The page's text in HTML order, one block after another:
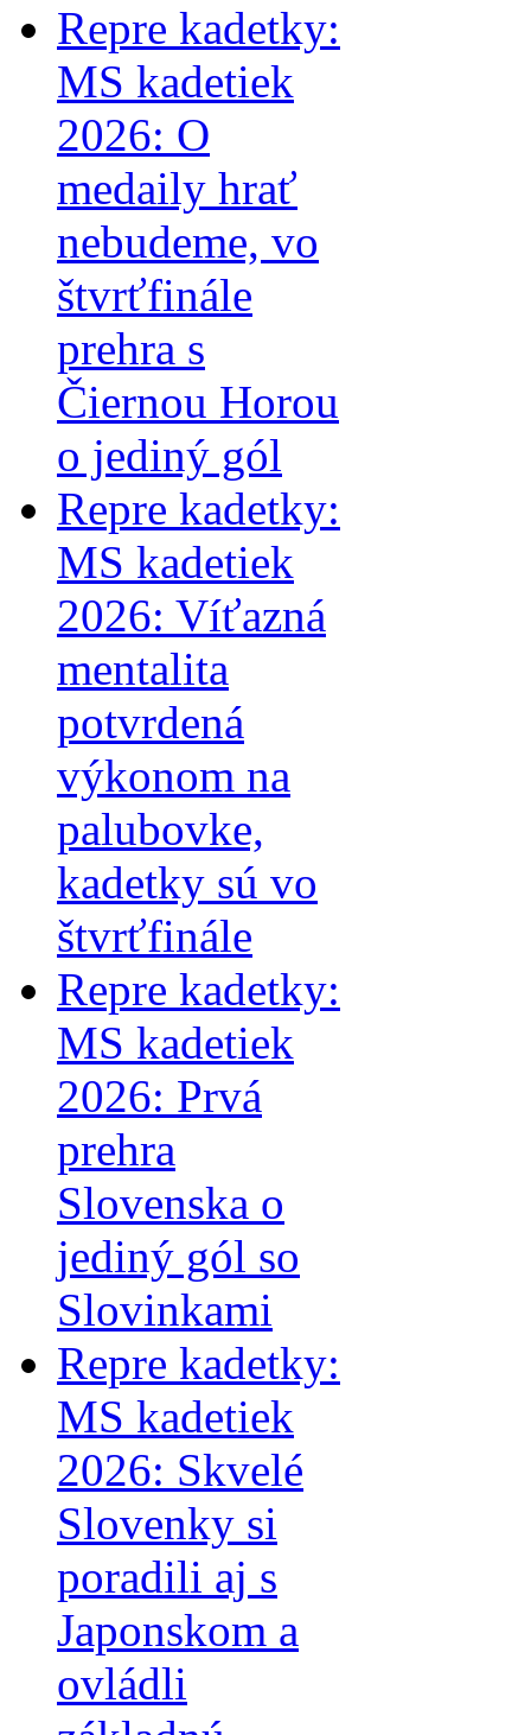
Repre kadetky:
MS kadetiek
2026: O
medaily hrať
nebudeme, vo
štvrťfinále
prehra s
Čiernou Horou
o jediný gól
Repre kadetky:
MS kadetiek
2026: Víťazná
mentalita
potvrdená
výkonom na
palubovke,
kadetky sú vo
štvrťfinále
Repre kadetky:
MS kadetiek
2026: Prvá
prehra
Slovenska o
jediný gól so
Slovinkami
Repre kadetky:
MS kadetiek
2026: Skvelé
Slovenky si
poradili aj s
Japonskom a
ovládli